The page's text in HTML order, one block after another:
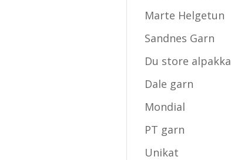
Marte Helgetun
Sandnes Garn
Du store alpakka
Dale garn
Mondial
PT garn
Unikat